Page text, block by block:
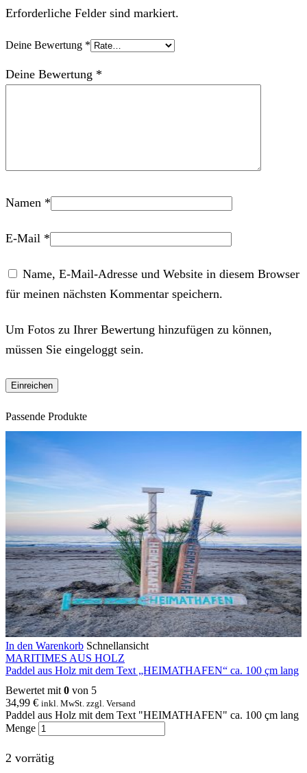
Erforderliche Felder sind markiert.
Deine Bewertung *
Deine Bewertung *
Namen *
E-Mail *
Name, E-Mail-Adresse und Website in diesem Browser
für meinen nächsten Kommentar speichern.
Um Fotos zu Ihrer Bewertung hinzufügen zu können,
müssen Sie eingeloggt sein.
Passende Produkte
In den Warenkorb Schnellansicht
MARITIMES AUS HOLZ
Paddel aus Holz mit dem Text „HEIMATHAFEN“ ca. 100 çm lang
Bewertet mit 0 von 5
34,99 € inkl. MwSt. zzgl. Versand
Paddel aus Holz mit dem Text "HEIMATHAFEN" ca. 100 çm lang
Menge
2 vorrätig